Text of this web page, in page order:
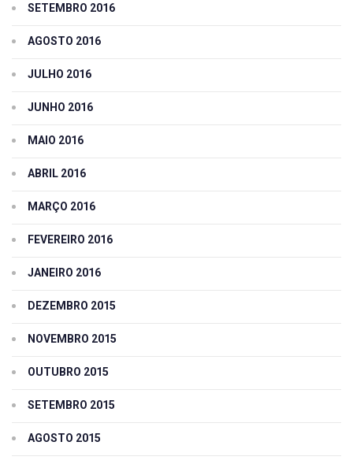
SETEMBRO 2016
AGOSTO 2016
JULHO 2016
JUNHO 2016
MAIO 2016
ABRIL 2016
MARÇO 2016
FEVEREIRO 2016
JANEIRO 2016
DEZEMBRO 2015
NOVEMBRO 2015
OUTUBRO 2015
SETEMBRO 2015
AGOSTO 2015